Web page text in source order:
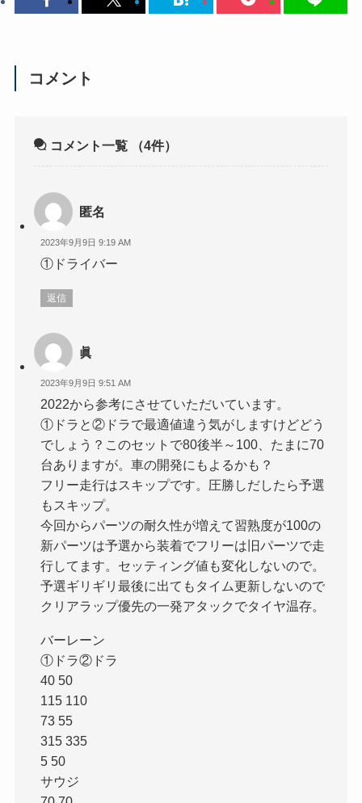
コメント
コメント一覧 （4件）
匿名
2023年9月9日 9:19 AM
①ドライバー
返信
眞
2023年9月9日 9:51 AM
2022から参考にさせていただいています。
①ドラと②ドラで最適値違う気がしますけどどう
でしょう？このセットで80後半～100、たまに70
台ありますが。車の開発にもよるかも？
フリー走行はスキップです。圧勝しだしたら予選
もスキップ。
今回からパーツの耐久性が増えて習熟度が100の
新パーツは予選から装着でフリーは旧パーツで走
行してます。セッティング値も変化しないので。
予選ギリギリ最後に出てもタイム更新しないので
クリアラップ優先の一発アタックでタイヤ温存。
バーレーン
①ドラ②ドラ
40 50
115 110
73 55
315 335
5 50
サウジ